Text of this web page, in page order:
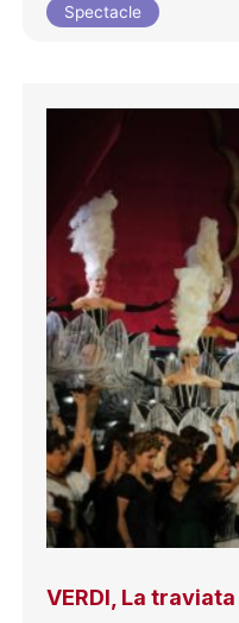
Spectacle
VERDI, La